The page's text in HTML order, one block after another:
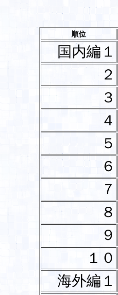
順位
国内編１
２
３
４
５
６
７
８
９
１０
海外編１